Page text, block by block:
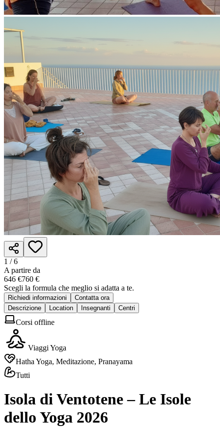
1 /6
A partire da
646 €760 €
Scegli la formula che meglio si adatta a te.
Richiedi informazioni
Contatta ora
Descrizione
Location Insegnanti Centri
Corsi offline
Viaggi Yoga
Hatha Yoga, Meditazione, Pranayama
Tutti
Isola di Ventotene – Le Isole
dello Yoga 2026